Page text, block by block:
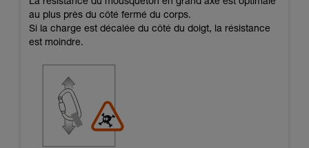
La résistance du mousqueton en grand axe est optimale
au plus près du côté fermé du corps.
Si la charge est décalée du côté du doigt, la résistance
est moindre.